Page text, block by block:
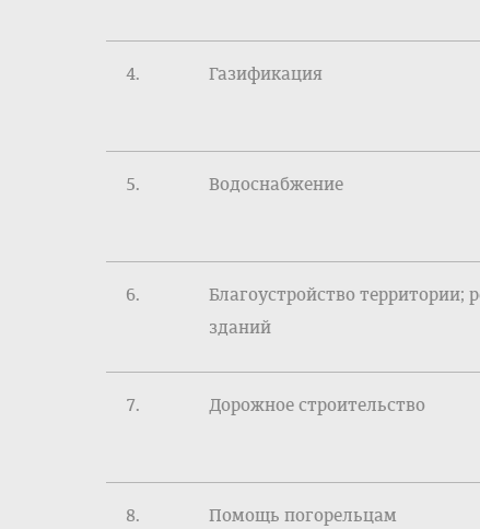
Газификация
Водоснабжение
Благоустройство территории;
зданий
Дорожное строительство
Помощь погорельцам